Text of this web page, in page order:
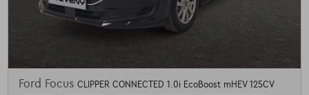
Ford Focus CLIPPER CONNECTED 1.0i EcoBoost mHEV 125CV